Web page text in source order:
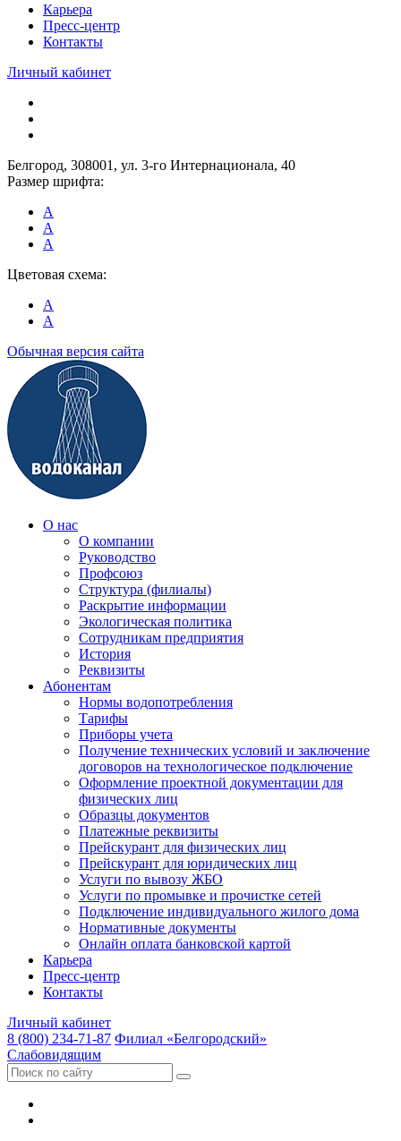
Карьера
Пресс-центр
Контакты
Личный кабинет
Белгород, 308001, ул. 3-го Интернационала, 40
Размер шрифта:
A
A
A
Цветовая схема:
A
A
Обычная версия сайта
О нас
О компании
Руководство
Профсоюз
Структура (филиалы)
Раскрытие информации
Экологическая политика
Сотрудникам предприятия
История
Реквизиты
Абонентам
Нормы водопотребления
Тарифы
Приборы учета
Получение технических условий и заключение
договоров на технологическое подключение
Оформление проектной документации для
физических лиц
Образцы документов
Платежные реквизиты
Прейскурант для физических лиц
Прейскурант для юридических лиц
Услуги по вывозу ЖБО
Услуги по промывке и прочистке сетей
Подключение индивидуального жилого дома
Нормативные документы
Онлайн оплата банковской картой
Карьера
Пресс-центр
Контакты
Личный кабинет
8 (800) 234-71-87 Филиал «Белгородский»
Слабовидящим